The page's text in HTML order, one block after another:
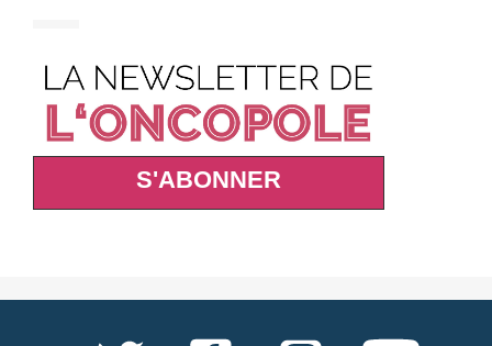
S'ABONNER